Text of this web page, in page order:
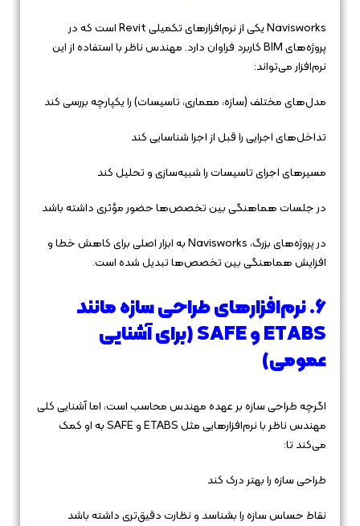
Navisworks یکی از نرم‌افزارهای تکمیلی Revit است که در
پروژه‌های BIM کاربرد فراوان دارد. مهندس ناظر با استفاده از این
نرم‌افزار می‌تواند:
مدل‌های مختلف (سازه، معماری، تاسیسات) را یکپارچه بررسی کند
تداخل‌های اجرایی را قبل از اجرا شناسایی کند
مسیرهای اجرای تاسیسات را شبیه‌سازی و تحلیل کند
در جلسات هماهنگی بین تخصص‌ها حضور مؤثری داشته باشد
در پروژه‌های بزرگ، Navisworks به ابزار اصلی برای کاهش خطا و
افزایش هماهنگی بین تخصص‌ها تبدیل شده است.
6. نرم‌افزارهای طراحی سازه مانند
ETABS و SAFE (برای آشنایی
عمومی)
اگرچه طراحی سازه بر عهده مهندس محاسب است، اما آشنایی کلی
مهندس ناظر با نرم‌افزارهایی مثل ETABS و SAFE به او کمک
می‌کند تا:
طراحی سازه را بهتر درک کند
نقاط حساس سازه را بشناسد و نظارت دقیق‌تری داشته باشد